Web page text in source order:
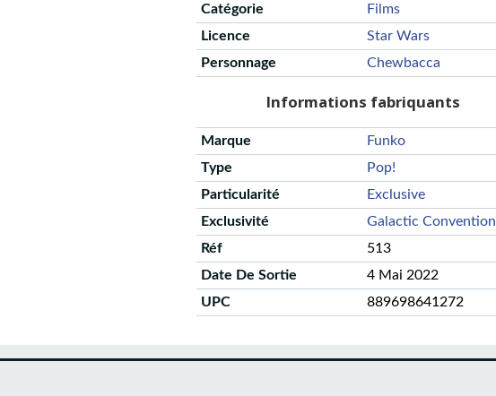
Catégorie
Films
Licence
Star Wars
Personnage
Chewbacca
Informations fabriquants
Marque
Funko
Type
Pop!
Particularité
Exclusive
Exclusivité
Galactic Convention
Réf
513
Date De Sortie
4 Mai 2022
UPC
889698641272